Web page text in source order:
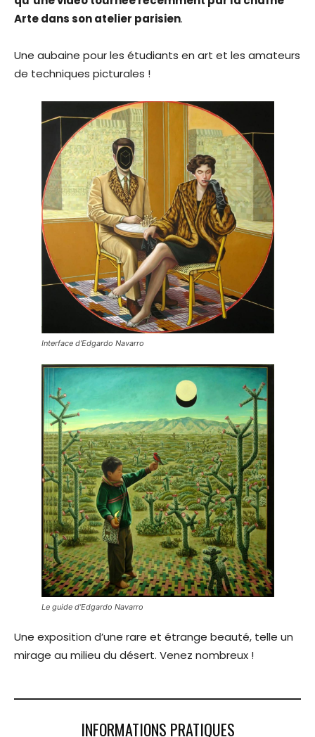
Arte dans son atelier parisien.
Une aubaine pour les étudiants en art et les amateurs
de techniques picturales !
Interface d’Edgardo Navarro
Le guide d’Edgardo Navarro
Une exposition d’une rare et étrange beauté, telle un
mirage au milieu du désert. Venez nombreux !
INFORMATIONS PRATIQUES